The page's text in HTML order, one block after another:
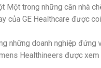
Một trong những căn nhà
của GE Healthcare được
những doanh nghiệp
Healthineers được